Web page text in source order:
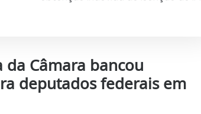
da Câmara bancou
deputados federais em